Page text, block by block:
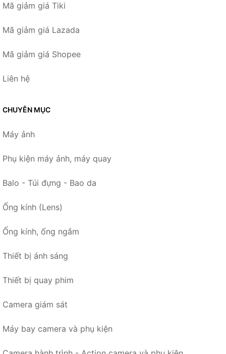
Mã giảm giá Tiki
Mã giảm giá Lazada
Mã giảm giá Shopee
Liên hệ
CHUYÊN MỤC
Máy ảnh
Phụ kiện máy ảnh, máy quay
Balo - Túi đựng - Bao da
Ống kính (Lens)
Ống kính, ống ngắm
Thiết bị ánh sáng
Thiết bị quay phim
Camera giám sát
Máy bay camera và phụ kiện